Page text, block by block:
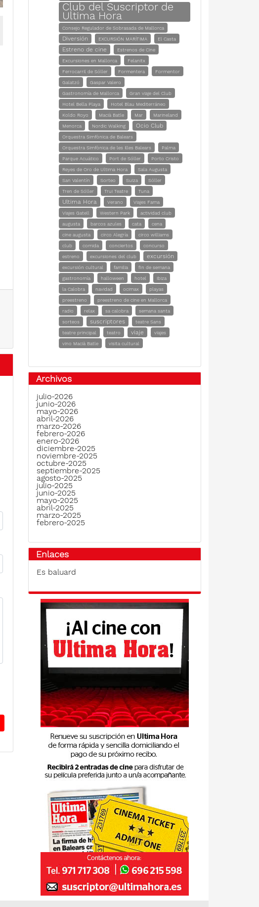
Club del Suscriptor de
Ultima Hora
Consejo Regulador de Sobrasada de Mallorca
Diversión EXCURSIÓN MARÍTIMA El Casta
Estreno de cine
Estrenos de Cine
Excursiones en Mallorca
Felanitx
Ferrocarril de Sóller
Formentera
Formentor
Galatzó
Gaspar Valero
Gastronomía de Mallorca
Gran viaje del Club
Hotel Bella Playa
Hotel Blau Mediterráneo
Koldo Royo
Macià Batle Mar
Marineland
Menorca
Nordic Walking Ocio Club
Orquestra Simfònica de Balears
Orquestra Simfònica de les Illes Balears
Palma
Parque Acuático
Port de Sóller
Porto Cristo
Reyes de Oro de Ultima Hora
Sala Augusta
San Valentín
Sorteo Suiza
Sóller
Tren de Sóller
Trui Teatre Tuna
Ultima Hora Verano
Viajes Fama
Viajes Gatell
Western Park
actividad club
augusta
barcos azules cata
cena
cine augusta
circo Alegría
circo williams
club
comida conciertos
concurso
estreno
excursiones del club excursión
excursión cultural familia
fin de semana
gastronomía
halloween hotel
ibiza
la Calobra
navidad ocimax
playas
preestreno
preestreno de cine en Mallorca
radio
relax sa calobra
semana santa
sorteos
suscriptores
teatre Sans
teatre principal
teatro viaje
viajes
vino Macià Batle
visita cultural
Archivos
julio-2026
junio-2026
mayo-2026
abril-2026
marzo-2026
febrero-2026
enero-2026
diciembre-2025
noviembre-2025
octubre-2025
septiembre-2025
agosto-2025
julio-2025
junio-2025
mayo-2025
abril-2025
marzo-2025
febrero-2025
Enlaces
Es baluard